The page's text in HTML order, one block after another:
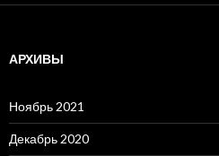
АРХИВЫ
Ноябрь 2021
Декабрь 2020